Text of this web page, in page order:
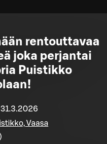
rentouttavaa
joka perjantai
Puistikko
31.3.2026
Vaasa